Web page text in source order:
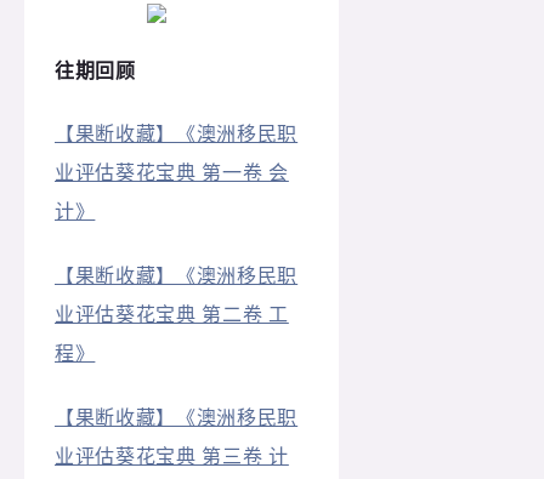
往期回顾
【果断收藏】《澳洲移民职
业评估葵花宝典 第一卷 会
计》
【果断收藏】《澳洲移民职
业评估葵花宝典 第二卷 工
程》
【果断收藏】《澳洲移民职
业评估葵花宝典 第三卷 计